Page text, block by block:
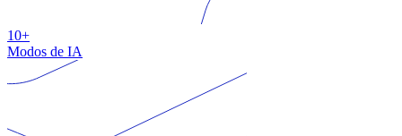
10+
Modos de IA